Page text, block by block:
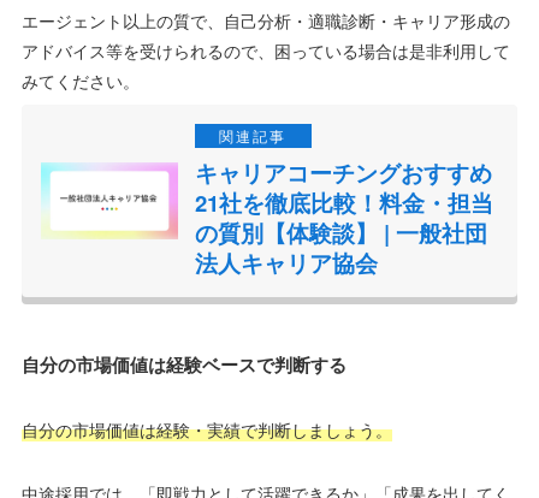
資格や得意領域、料金、相談したユーザーの方からのレビューな
ど、いろんな観点で自分にあった方にキャリアの相談ができま
また、自分の悩みや要望を公開して、専門家の方を募集すること
もできるので、自分の使い方次第で料金以上の満足感を得ること
ができます。
エージェント以上の質で、自己分析・適職診断・キャリア形成の
アドバイス等を受けられるので、困っている場合は是非利用して
みてください。
21社を徹底比較！料金・担当
の質別【体験談】 | 一般社団
法人キャリア協会